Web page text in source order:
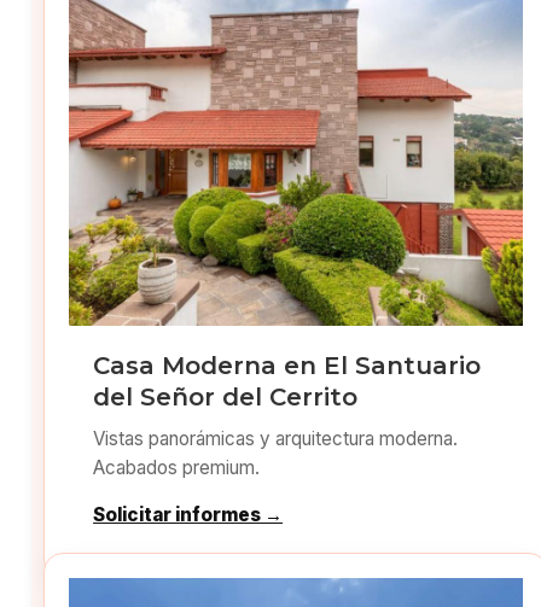
Casa Moderna en El Santuario
del Señor del Cerrito
Vistas panorámicas y arquitectura moderna.
Acabados premium.
Solicitar informes →